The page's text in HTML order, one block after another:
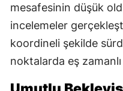
mesafesinin düşük
incelemeler
koordineli şekilde
noktalarda eş zamanlı